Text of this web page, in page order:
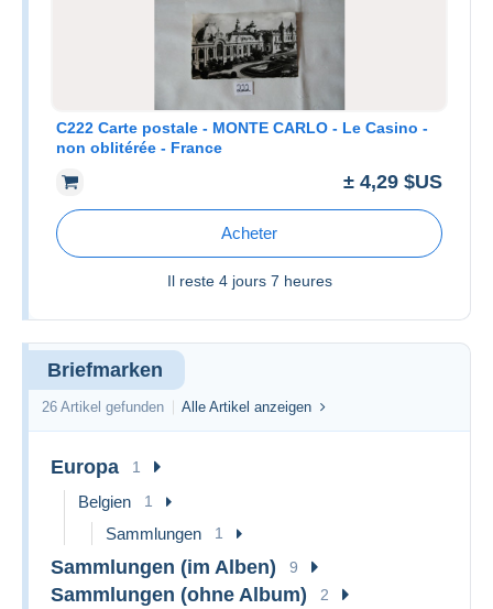
C222 Carte postale - MONTE CARLO - Le Casino -
non oblitérée - France
± 4,29 $US
Acheter
Il reste 4 jours 7 heures
Briefmarken
26 Artikel gefunden Alle Artikel anzeigen
Europa 1
Belgien 1
Sammlungen 1
Sammlungen (im Alben) 9
Sammlungen (ohne Album) 2